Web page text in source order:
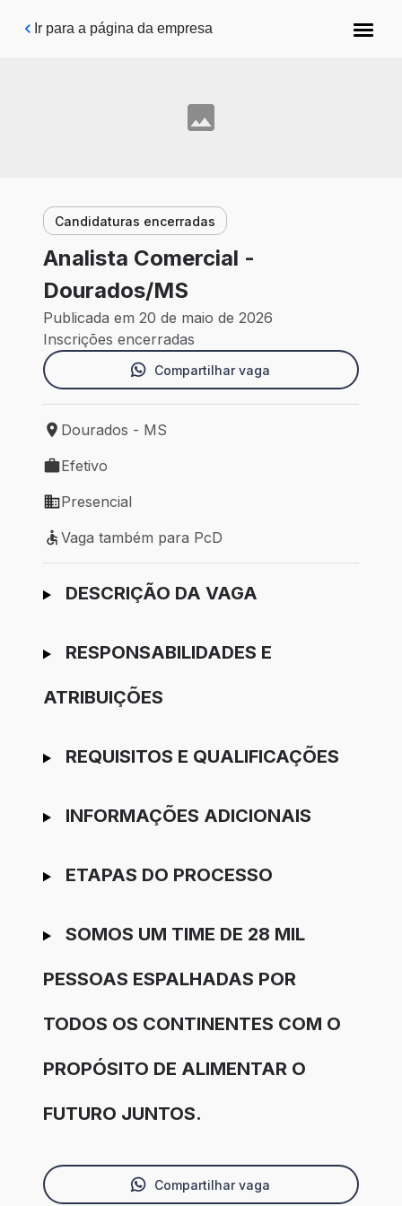
Pular para o conteúdo principal
Ir para a página da empresa
Candidaturas encerradas
Analista Comercial -
Dourados/MS
Publicada em 20 de maio de 2026
Inscrições encerradas
Compartilhar vaga
Local de trabalho: Dourados - MS
Dourados - MS
Tipo de vaga: Efetivo
Efetivo
Modelo de trabalho: Presencial
Presencial
Vaga também para PcD
Vaga também para PcD
Ir para candidatura
DESCRIÇÃO DA VAGA
RESPONSABILIDADES E
ATRIBUIÇÕES
REQUISITOS E QUALIFICAÇÕES
INFORMAÇÕES ADICIONAIS
ETAPAS DO PROCESSO
SOMOS UM TIME DE 28 MIL
PESSOAS ESPALHADAS POR
TODOS OS CONTINENTES COM O
PROPÓSITO DE ALIMENTAR O
FUTURO JUNTOS.
Compartilhar vaga